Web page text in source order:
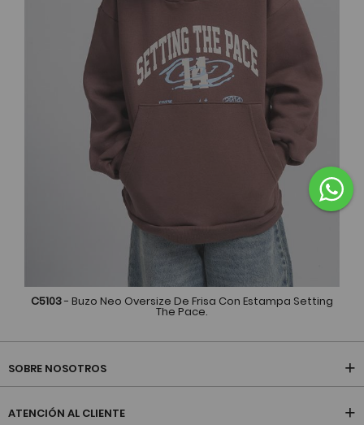
C5103- Buzo Neo Oversize De Frisa Con Estampa Setting
The Pace.
SOBRE NOSOTROS
ATENCIÓN AL CLIENTE